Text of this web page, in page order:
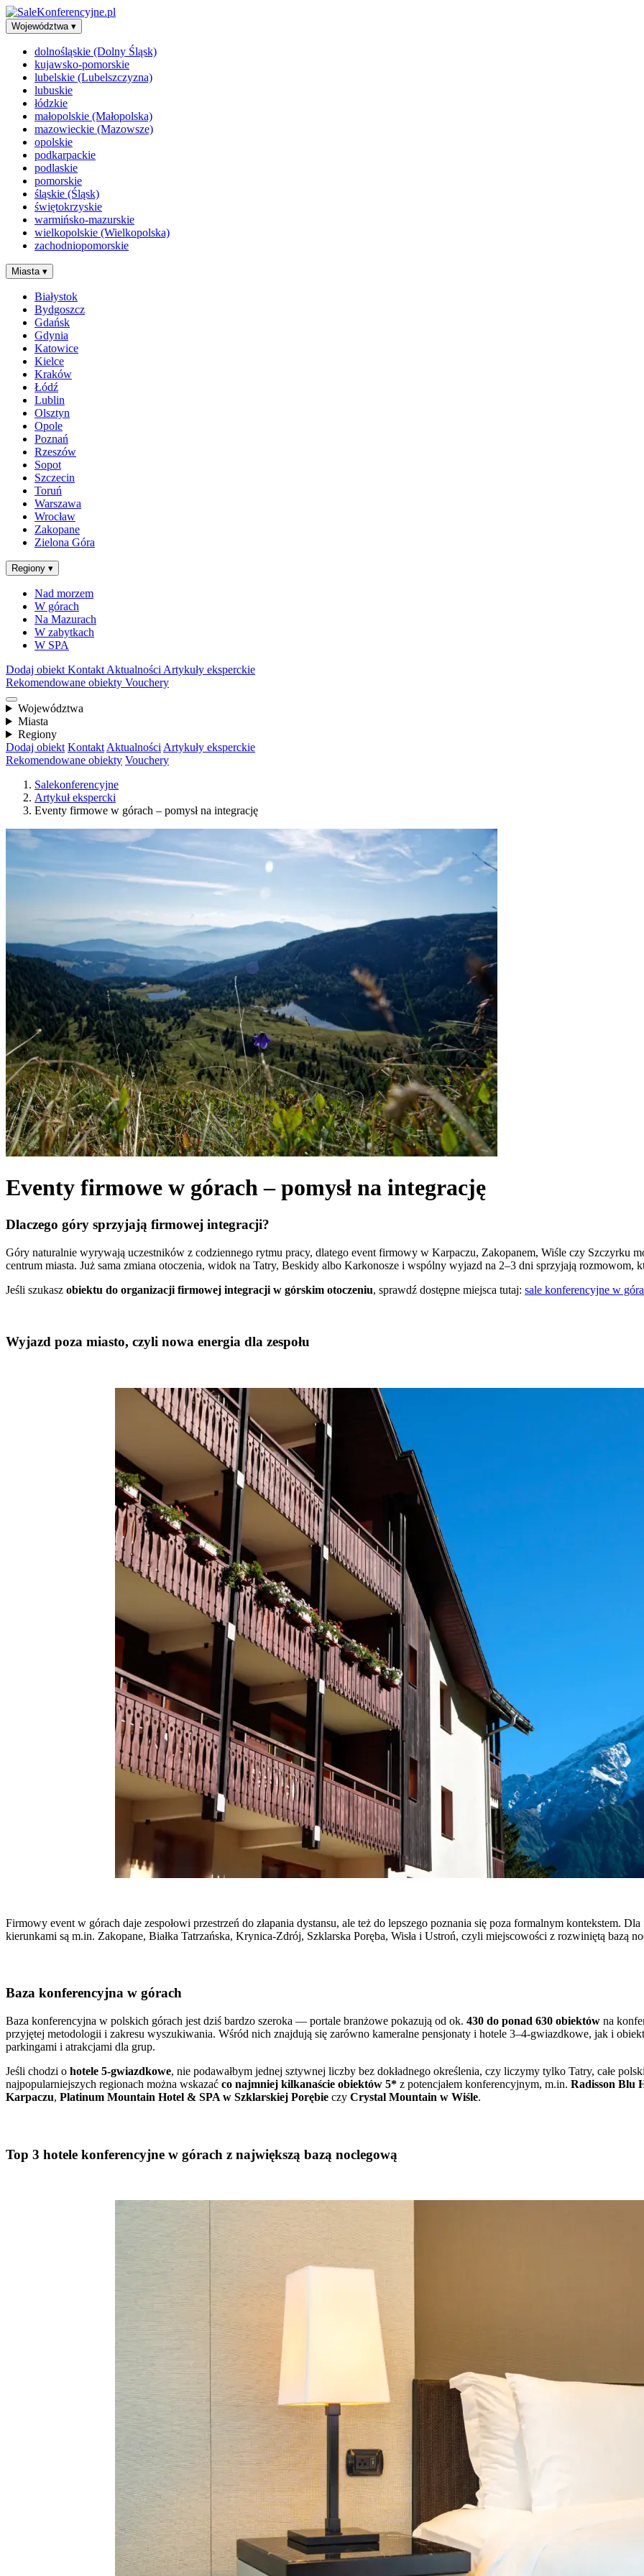
Województwa ▾
dolnośląskie (Dolny Śląsk)
kujawsko-pomorskie
lubelskie (Lubelszczyzna)
lubuskie
łódzkie
małopolskie (Małopolska)
mazowieckie (Mazowsze)
opolskie
podkarpackie
podlaskie
pomorskie
śląskie (Śląsk)
świętokrzyskie
warmińsko-mazurskie
wielkopolskie (Wielkopolska)
zachodniopomorskie
Miasta ▾
Białystok
Bydgoszcz
Gdańsk
Gdynia
Katowice
Kielce
Kraków
Łódź
Lublin
Olsztyn
Opole
Poznań
Rzeszów
Sopot
Szczecin
Toruń
Warszawa
Wrocław
Zakopane
Zielona Góra
Regiony ▾
Nad morzem
W górach
Na Mazurach
W zabytkach
W SPA
Dodaj obiekt Kontakt Aktualności Artykuły eksperckie
Rekomendowane obiekty Vouchery
Województwa
Miasta
Regiony
Dodaj obiekt Kontakt Aktualności Artykuły eksperckie
Rekomendowane obiekty Vouchery
Salekonferencyjne
Artykuł ekspercki
Eventy firmowe w górach – pomysł na integrację
Eventy firmowe w górach – pomysł na integrację
Dlaczego góry sprzyjają firmowej integracji?
Góry naturalnie wyrywają uczestników z codziennego rytmu pracy, dlatego event firmowy w Karpaczu, Zakopanem, Wiśle czy Szczyrku
centrum miasta. Już sama zmiana otoczenia, widok na Tatry, Beskidy albo Karkonosze i wspólny wyjazd na 2–3 dni sprzyjają rozmowom,
Jeśli szukasz obiektu do organizacji firmowej integracji w górskim otoczeniu, sprawdź dostępne miejsca tutaj: sale konferencyjne w
Wyjazd poza miasto, czyli nowa energia dla zespołu
Firmowy event w górach daje zespołowi przestrzeń do złapania dystansu, ale też do lepszego poznania się poza formalnym kontekstem.
kierunkami są m.in. Zakopane, Białka Tatrzańska, Krynica-Zdrój, Szklarska Poręba, Wisła i Ustroń, czyli miejscowości z rozwiniętą bazą
Baza konferencyjna w górach
Baza konferencyjna w polskich górach jest dziś bardzo szeroka — portale branżowe pokazują od ok. 430 do ponad 630 obiektów na
przyjętej metodologii i zakresu wyszukiwania. Wśród nich znajdują się zarówno kameralne pensjonaty i hotele 3–4-gwiazdkowe, jak i
parkingami i atrakcjami dla grup.
Jeśli chodzi o hotele 5-gwiazdkowe, nie podawałbym jednej sztywnej liczby bez dokładnego określenia, czy liczymy tylko Tatry, całe
najpopularniejszych regionach można wskazać co najmniej kilkanaście obiektów 5* z potencjałem konferencyjnym, m.in. Radisson Blu
Karpaczu, Platinum Mountain Hotel & SPA w Szklarskiej Porębie czy Crystal Mountain w Wiśle.
Top 3 hotele konferencyjne w górach z największą bazą noclegową